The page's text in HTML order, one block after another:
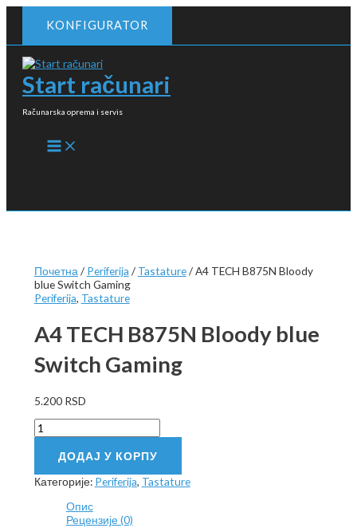
KONFIGURATOR
Start računari
Računarska oprema i servis
MAIN
MENU
Почетна / Periferija / Tastature/ A4 TECH B875N Bloody
blue Switch Gaming
Periferija, Tastature
A4 TECH B875N Bloody blue
Switch Gaming
5.200 RSD
A4
TECH
B875N
Bloody
blue
Gaming
количина
ДОДАЈ У КОРПУ
Категорије: Periferija, Tastature
Опис
Рецензије (0)